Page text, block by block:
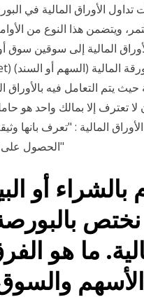
المادة (44) من تعليمات تداول الأوراق
ويتضمن هذا النوع من
المالية إلى سوقين
الأوراق المالية حيث يتم التعامل فيه
تعترف إلا بمالك واحد هو
المالية : "تعرف بانها
الحصول على تدفقات نقدية. مستقبلية"
بالشراء أو
نختص
ما هو